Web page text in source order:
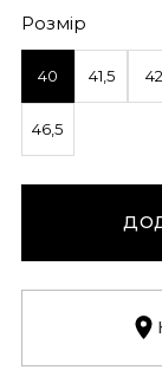
Розмір
40 41,5 42
46,5